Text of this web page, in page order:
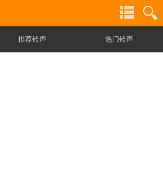
推荐铃声 热门铃声